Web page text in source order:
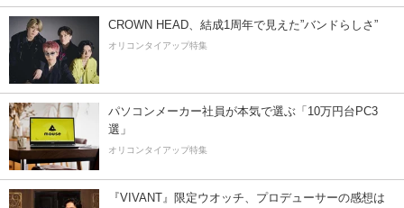
CROWN HEAD、結成1周年で見えた”バンドらしさ”
オリコンタイアップ特集
パソコンメーカー社員が本気で選ぶ「10万円台PC3
選」
オリコンタイアップ特集
『VIVANT』限定ウオッチ、プロデューサーの感想は